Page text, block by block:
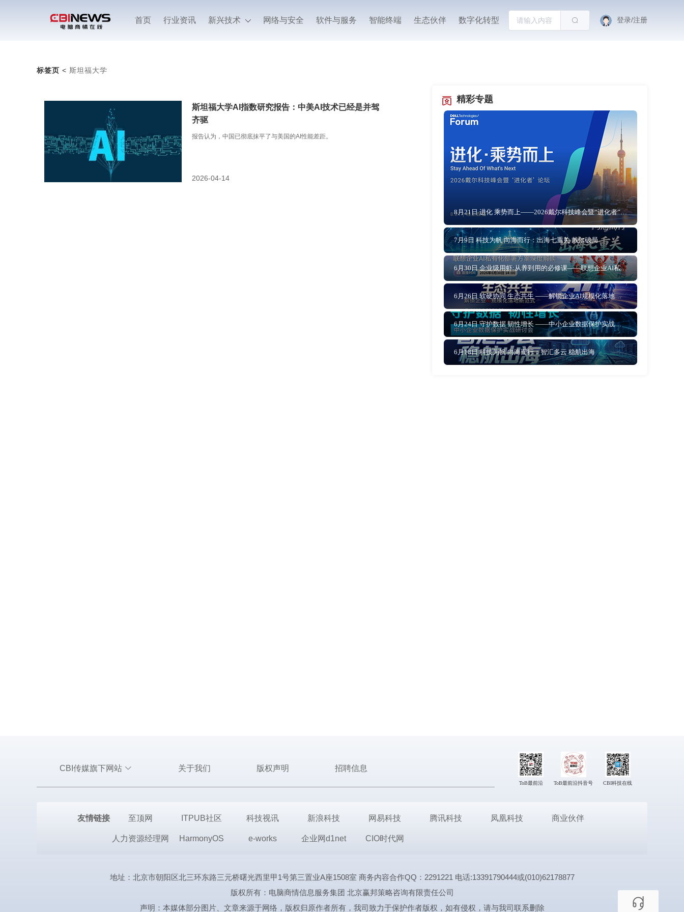
首页 行业资讯 新兴技术 网络与安全 软件与服务 智能终端 生态伙伴 数字化转型 登录/注册
标签页 < 斯坦福大学
斯坦福大学AI指数研究报告：中美AI技术已经是并驾
齐驱
报告认为，中国已彻底抹平了与美国的AI性能差距。
2026-04-14
精彩专题
8月21日 进化 乘势而上——2026戴尔科技峰会暨“进化者”论坛
7月9日 科技为帆 向海而行：出海七重关 戴尔破局
6月30日 企业级用虾:从养到用的必修课——联想企业AI私有化部署方案深度解读
6月26日 软硬协同 生态共生 ——解锁企业AI规模化落地新范式
6月24日 守护数据 韧性增长 ——中小企业数据保护实战研讨会
6月18日 科技为帆 向海而行：智汇多云 稳航出海
CBI传媒旗下网站 关于我们 版权声明 招聘信息
ToB最前沿 ToB最前沿抖音号 CBI科技在线
友情链接 至顶网 ITPUB社区 科技视讯 新浪科技 网易科技 腾讯科技 凤凰科技 商业伙伴
人力资源经理网 HarmonyOS e-works 企业网d1net CIO时代网
地址：北京市朝阳区北三环东路三元桥曙光西里甲1号第三置业A座1508室 商务内容合作QQ：2291221 电话:13391790444或(010)62178877
版权所有：电脑商情信息服务集团 北京赢邦策略咨询有限责任公司
声明：本媒体部分图片、文章来源于网络，版权归原作者所有，我司致力于保护作者版权，如有侵权，请与我司联系删除